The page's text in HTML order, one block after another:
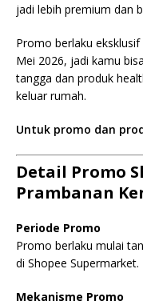
jadi lebih premium dan
Promo berlaku
Mei 2026, jadi kamu
tangga dan produk
keluar rumah.
Untuk promo dan
Detail Promo
Prambanan
Periode Promo
Promo berlaku mulai
di Shopee Supermarket.
Mekanisme Promo